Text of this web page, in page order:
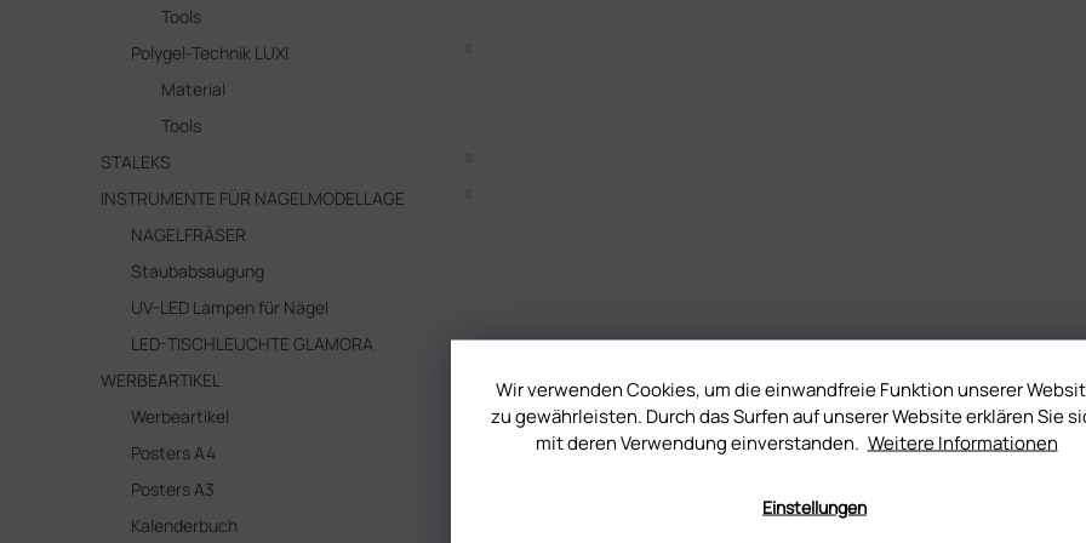
Wir verwenden Cookies, um die einwandfreie Funktion unserer
zu gewährleisten. Durch das Surfen auf unserer Website erklären Sie
mit deren Verwendung einverstanden. Weitere Informationen
Einstellungen
Tools
Polygel-Technik LUXI
Material
Tools
STALEKS
INSTRUMENTE FÜR NAGELMODELLAGE
NAGELFRÄSER
Staubabsaugung
UV-LED Lampen für Nägel
LED-TISCHLEUCHTE GLAMORA
WERBEARTIKEL
Werbeartikel
Posters A4
Posters A3
Kalenderbuch